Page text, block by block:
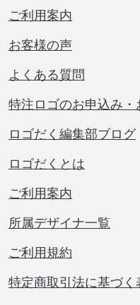
ご利用案内
お客様の声
よくある質問
特注ロゴのお申込み・
ロゴだく編集部ブログ
ロゴだくとは
ご利用案内
所属デザイナ一覧
ご利用規約
特定商取引法に基づく